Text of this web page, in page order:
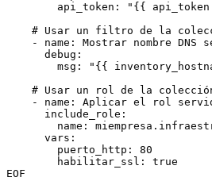
api_token: "{{ api_token
# Usar un filtro de la
- name: Mostrar nombre DNS
      debug:
msg: "{{
# Usar un rol de la
- name: Aplicar el rol
      include_role:
name:
      vars:
        puerto_http: 80
        habilitar_ssl: true
EOF